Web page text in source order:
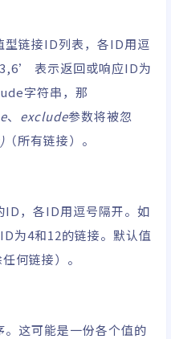
型链接ID列表，各ID用逗
表示返回或响应ID为
字符串，那
、 exclude参数将被忽
（所有链接）。
ID，各ID用逗号隔开。如
为4和12的链接。默认值
任何链接）。
。这可能是一份各个值的